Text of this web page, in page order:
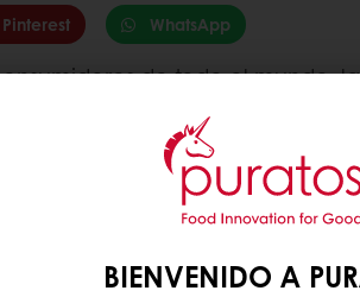
Pinterest WhatsApp
de todo el mundo,
una encuesta realizada por
una vez finalizada la crisis. En
Cuando realizamos nuestra
azúcar y la grasa. Hoy en
Se trata de cada vez más al
BIENVENIDO A